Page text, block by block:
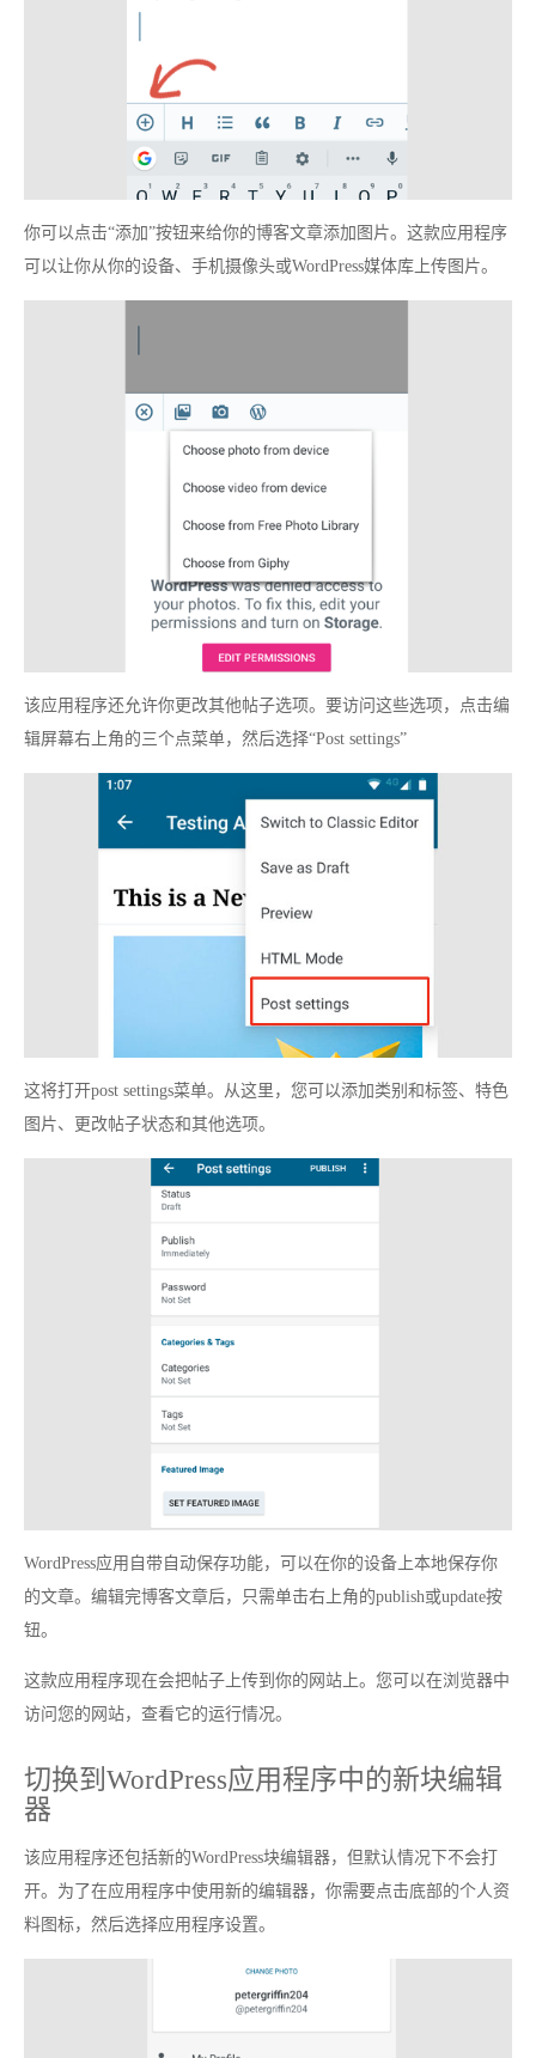
你可以点击“添加”按钮来给你的博客文章添加图片。这款应用程序
可以让你从你的设备、手机摄像头或WordPress媒体库上传图片。
该应用程序还允许你更改其他帖子选项。要访问这些选项，点击编
辑屏幕右上角的三个点菜单，然后选择“Post settings”
这将打开post settings菜单。从这里，您可以添加类别和标签、特色
图片、更改帖子状态和其他选项。
WordPress应用自带自动保存功能，可以在你的设备上本地保存你
的文章。编辑完博客文章后，只需单击右上角的publish或update按
钮。
这款应用程序现在会把帖子上传到你的网站上。您可以在浏览器中
访问您的网站，查看它的运行情况。
切换到WordPress应用程序中的新块编辑
器
该应用程序还包括新的WordPress块编辑器，但默认情况下不会打
开。为了在应用程序中使用新的编辑器，你需要点击底部的个人资
料图标，然后选择应用程序设置。